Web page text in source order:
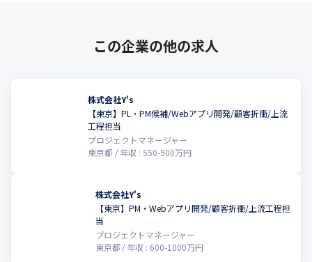
しているため、ご自身の適性と希望にあったキャリアパスを選ん
〈入社3年目・エンジニアの具体例〉
転職前380万→入社時460万へ年収UP！
・3年目：550万円（現在）
◾️大田さん（Y’s社員）の入社時スキル
・React / TypeScript / JavaScript を用いたWebアプリ開発経験
この企業の他の求人
株式会社Y's
【東京】PL・PM候補/Webアプリ開発/顧客折衝/上流
工程担当
プロジェクトマネージャー
東京都
年収 : 550-900万円
株式会社Y's
【東京】PM・Webアプリ開発/顧客折衝/上流工程担
当
プロジェクトマネージャー
東京都
年収 : 600-1000万円